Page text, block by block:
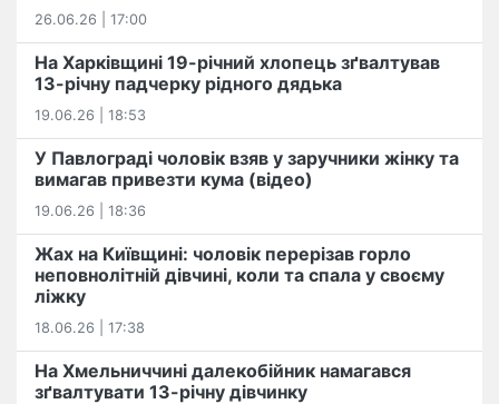
26.06.26 | 17:00
На Харківщині 19-річний хлопець​ ️зґвалтував
13-річну падчерку рідного дядька
19.06.26 | 18:53
У Павлограді чоловік взяв у заручники жінку та
вимагав привезти кума (відео)
19.06.26 | 18:36
Жах на Київщині: чоловік перерізав горло
неповнолітній дівчині, коли та спала у своєму
ліжку
18.06.26 | 17:38
На Хмельниччині далекобійник намагався
зґвалтувати 13-річну дівчинку